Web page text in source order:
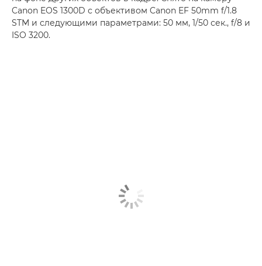
Canon EOS 1300D с объективом Canon EF 50mm f/1.8
STM и следующими параметрами: 50 мм, 1/50 сек., f/8 и
ISO 3200.